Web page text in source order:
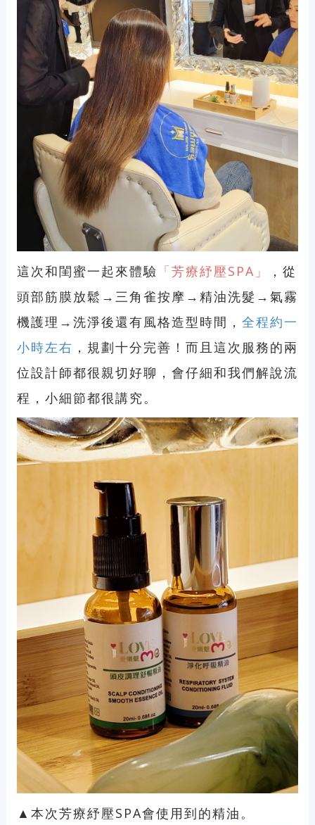
這次和閨蜜一起來體驗 「芳療紓壓SPA」
，從
頭部筋膜放鬆→三角雀按摩→精油洗髮→氣霧
機護理→洗淨後還有風格造型時間， 全程約一
小時左右 ，規劃十分完善！而且這次服務的兩
位設計師都很親切好聊，會仔細和我們解說流
程，小細節都很講究。
▲本次芳療紓壓SPA會使用到的精油。